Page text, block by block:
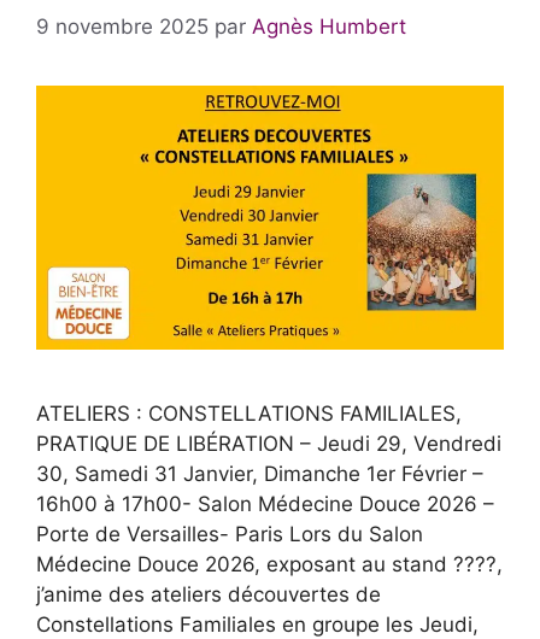
9 novembre 2025 par Agnès Humbert
ATELIERS : CONSTELLATIONS FAMILIALES,
PRATIQUE DE LIBÉRATION – Jeudi 29, Vendredi
30, Samedi 31 Janvier, Dimanche 1er Février –
16h00 à 17h00- Salon Médecine Douce 2026 –
Porte de Versailles- Paris Lors du Salon
Médecine Douce 2026, exposant au stand ????,
j’anime des ateliers découvertes de
Constellations Familiales en groupe les Jeudi,